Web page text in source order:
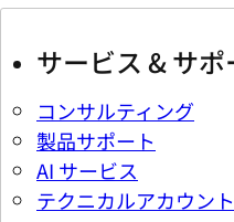
サービス & サポ
コンサルティング
製品サポート
AI サービス
テクニカルアカウン